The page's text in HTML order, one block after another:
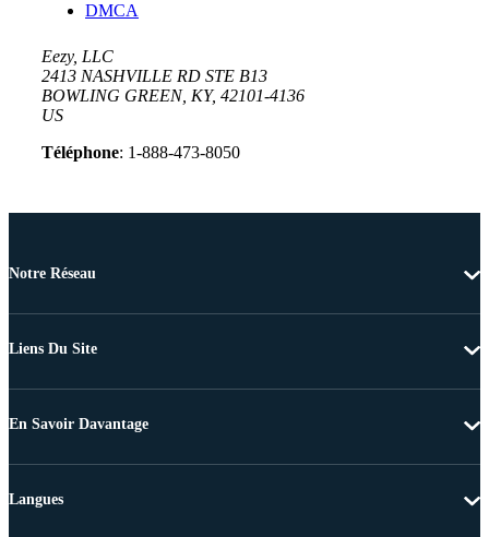
DMCA
Eezy, LLC
2413 NASHVILLE RD STE B13
BOWLING GREEN, KY, 42101-4136
US
Téléphone: 1-888-473-8050
Notre Réseau
Liens Du Site
En Savoir Davantage
Langues